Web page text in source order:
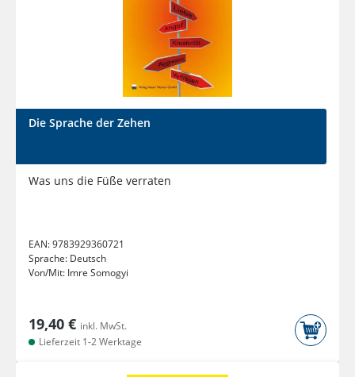
Die Sprache der Zehen
Was uns die Füße verraten
EAN:9783929360721
Sprache: Deutsch
Von/Mit: Imre Somogyi
19,40 € inkl. MwSt.
Lieferzeit 1-2 Werktage